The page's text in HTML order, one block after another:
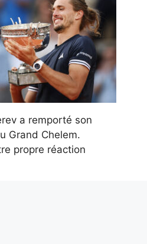
a remporté son
Grand Chelem.
propre réaction